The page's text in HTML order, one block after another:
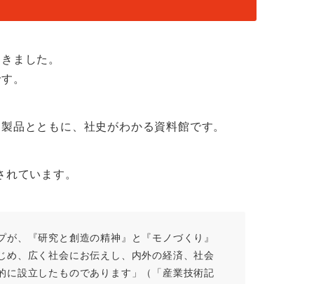
ました。
。
品とともに、社史がわかる資料館です。
ています。
が、『研究と創造の精神』と『モノづくり』
、広く社会にお伝えし、内外の経済、社会
設立したものであります」（「産業技術記